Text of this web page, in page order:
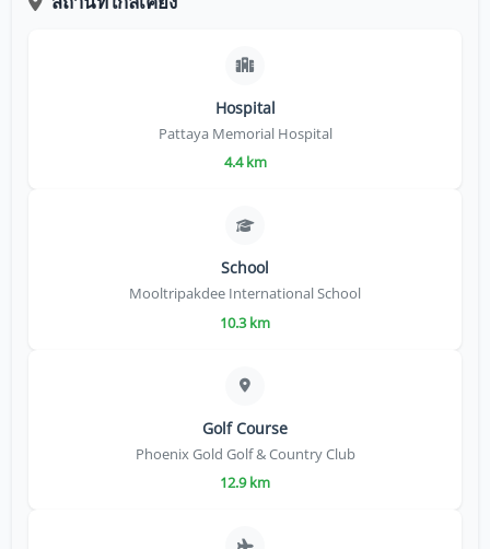
Hospital
Pattaya Memorial Hospital
4.4 km
School
Mooltripakdee International School
10.3 km
Golf Course
Phoenix Gold Golf & Country Club
12.9 km